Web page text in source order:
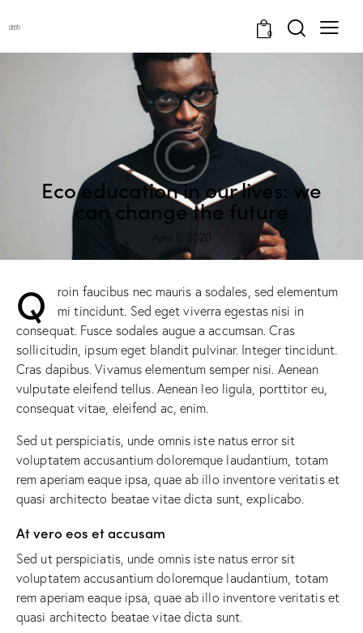
0
Eco education in our lives: we
can change the future
April 5, 2020
Q
roin faucibus nec mauris a sodales, sed elementum
mi tincidunt. Sed eget viverra egestas nisi in
consequat. Fusce sodales augue a accumsan. Cras
sollicitudin, ipsum eget blandit pulvinar. Integer tincidunt.
Cras dapibus. Vivamus elementum semper nisi. Aenean
vulputate eleifend tellus. Aenean leo ligula, porttitor eu,
consequat vitae, eleifend ac, enim.
Sed ut perspiciatis, unde omnis iste natus error sit
voluptatem accusantium doloremque laudantium, totam
rem aperiam eaque ipsa, quae ab illo inventore veritatis et
quasi architecto beatae vitae dicta sunt, explicabo.
At vero eos et accusam
Sed ut perspiciatis, unde omnis iste natus error sit
voluptatem accusantium doloremque laudantium, totam
rem aperiam eaque ipsa, quae ab illo inventore veritatis et
quasi architecto beatae vitae dicta sunt.